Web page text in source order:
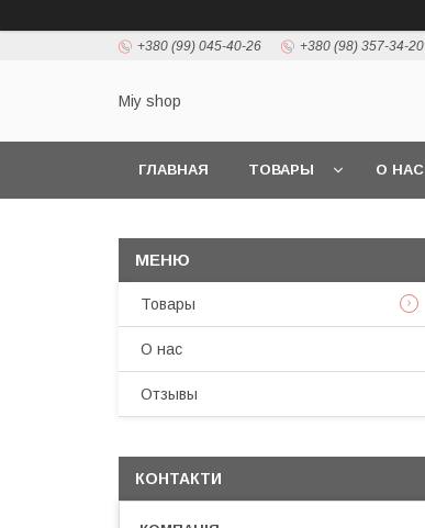
+380 (99) 045-40-26 +380 (98) 357-34-20
Miy shop
ГЛАВНАЯ ТОВАРЫ О НАС
Товары
О нас
Отзывы
КОНТАКТИ